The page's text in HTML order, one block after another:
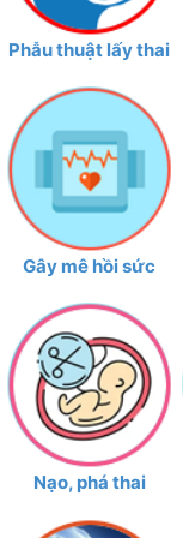
Phẫu thuật lấy thai
Gây mê hồi sức
Nạo, phá thai